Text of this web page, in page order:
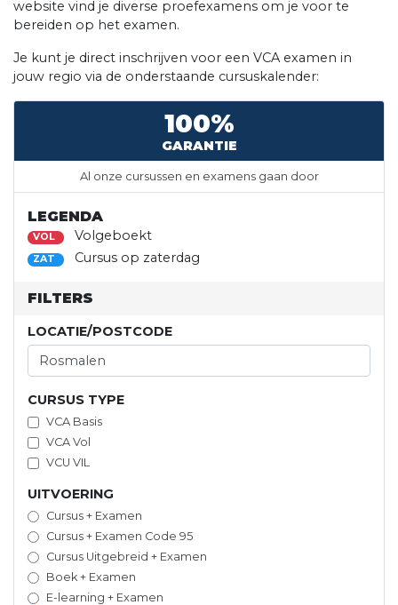
website vind je diverse proefexamens om je voor te
bereiden op het examen.
Je kunt je direct inschrijven voor een VCA examen in
jouw regio via de onderstaande cursuskalender:
100%
GARANTIE
Al onze cursussen en examens gaan door
LEGENDA
VOL Volgeboekt
ZAT Cursus op zaterdag
FILTERS
LOCATIE/POSTCODE
CURSUS TYPE
VCA Basis
VCA Vol
VCU VIL
UITVOERING
Cursus + Examen
Cursus + Examen Code 95
Cursus Uitgebreid + Examen
Boek + Examen
E-learning + Examen